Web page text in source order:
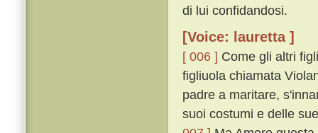
di lui confidandosi.
[Voice: lauretta ]
[ 006 ] Come gli altri
figliuola chiamata
padre a maritare,
suoi costumi e delle